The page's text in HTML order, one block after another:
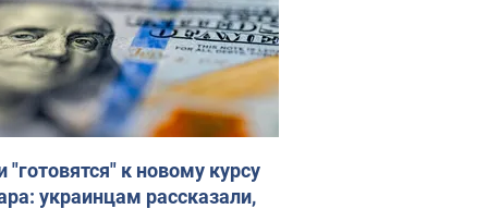
"готовятся" к новому курсу
украинцам рассказали,